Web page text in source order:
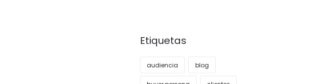
Etiquetas
audiencia blog